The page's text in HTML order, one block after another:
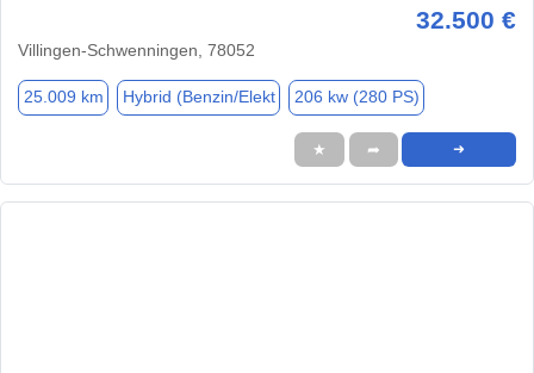
32.500 €
Villingen-Schwenningen, 78052
25.009 km Hybrid (Benzin/Elekt 206 kw (280 PS)
★ ➦ ➜